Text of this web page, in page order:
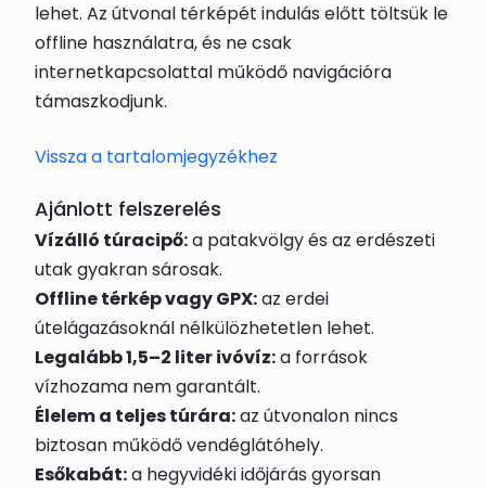
lehet. Az útvonal térképét indulás előtt töltsük le
offline használatra, és ne csak
internetkapcsolattal működő navigációra
támaszkodjunk.
Vissza a tartalomjegyzékhez
Ajánlott felszerelés
Vízálló túracipő:a patakvölgy és az erdészeti
utak gyakran sárosak.
Offline térkép vagy GPX:az erdei
útelágazásoknál nélkülözhetetlen lehet.
Legalább 1,5–2 liter ivóvíz:a források
vízhozama nem garantált.
Élelem a teljes túrára:az útvonalon nincs
biztosan működő vendéglátóhely.
Esőkabát:a hegyvidéki időjárás gyorsan